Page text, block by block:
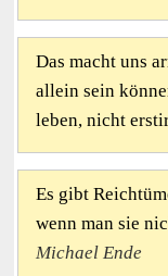
Das macht uns
allein sein
leben, nicht
Es gibt
wenn man sie
Michael Ende